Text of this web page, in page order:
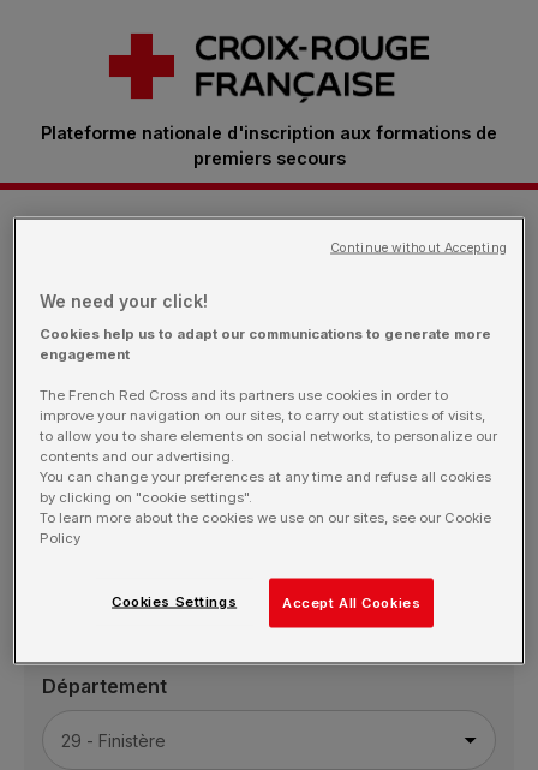
Plateforme nationale d'inscription aux formations de
premiers secours
Je m'inscris à une formation
Retrouvez ici toutes les sessions proposées par
nos bénévoles.
vous sur notre page dédiée
Je filtre ma recherche
Département
We need your click!
Cookies help us to adapt our communications to generate more
engagement
The French Red Cross and its partners use cookies in order to
improve your navigation on our sites, to carry out statistics of visits,
to allow you to share elements on social networks, to personalize our
contents and our advertising.
You can change your preferences at any time and refuse all cookies
by clicking on "cookie settings".
To learn more about the cookies we use on our sites, see our Cookie
Policy
Accept All Cookies
Cookies Settings
Continue without Accepting